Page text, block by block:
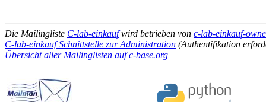
Die Mailingliste C-lab-einkaufwird betrieben von c-lab-einkauf-
C-lab-einkauf Schnittstelle zur Administration (Authentifikation
Übersicht aller Mailinglisten auf c-base.org